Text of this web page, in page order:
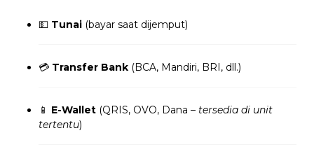
💵 Tunai (bayar saat dijemput)
💳 Transfer Bank (BCA, Mandiri, BRI, dll.)
📱 E-Wallet (QRIS, OVO, Dana – tersedia di unit
tertentu)